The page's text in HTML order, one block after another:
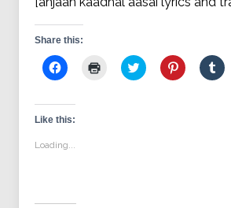
Share this:
Click
to
Facebook
(Opens
in
window)
Click Click
to
Click
to to
Like this:
Loading...